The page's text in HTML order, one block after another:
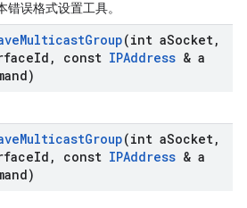
错误格式设置工具。
MulticastGroup(int aSocket,
Id , const IPAddress & a
MulticastGroup(int aSocket,
Id , const IPAddress & a